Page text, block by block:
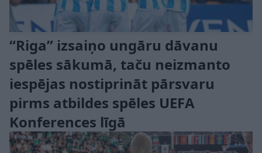
“Riga” izsaiņo ungāru dāvanu
spēles sākumā, taču neizmanto
iespējas nostiprināt pārsvaru
pirms atbildes spēles UEFA
Konferences līgā